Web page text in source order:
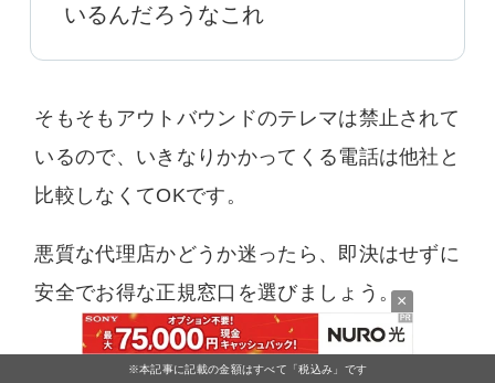
※本記事に記載の金額はすべて「税込み」です
×
いるんだろうなこれ
そもそもアウトバウンドのテレマは禁止されて
いるので、いきなりかかってくる電話は他社と
比較しなくてOKです。
悪質な代理店かどうか迷ったら、即決はせずに
安全でお得な正規窓口を選びましょう。
まずはNURO光公式の特典を